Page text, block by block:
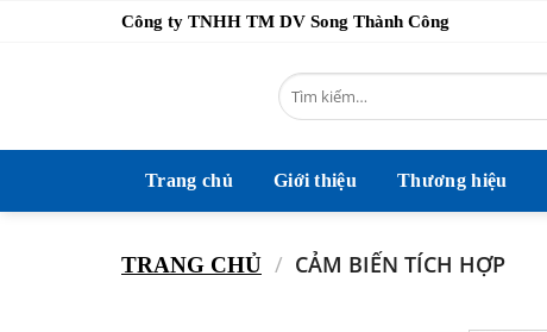
Công ty TNHH TM DV Song Thành Công
Tìm
kiếm:
Trang chủ Giới thiệu Thương hiệu
TRANG CHỦ / CẢM BIẾN TÍCH HỢP